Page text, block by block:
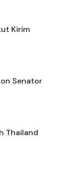
Kirim
Senator
Thailand